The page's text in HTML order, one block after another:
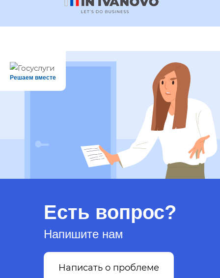
Есть вопрос?
Напишите нам
Написать о проблеме
Решаем вместе